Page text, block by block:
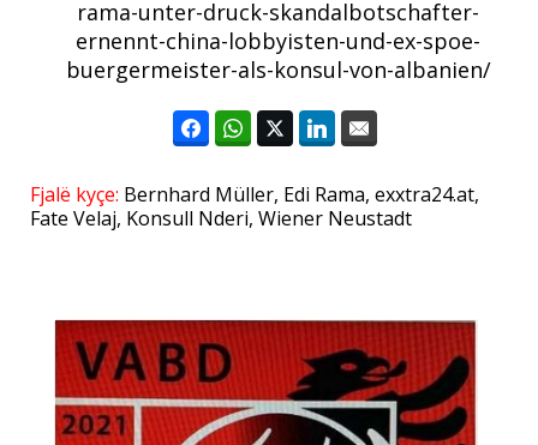
rama-unter-druck-skandalbotschafter-
ernennt-china-lobbyisten-und-ex-spoe-
buergermeister-als-konsul-von-albanien/
Fjalë kyçe: Bernhard Müller, Edi Rama, exxtra24.at,
Fate Velaj, Konsull Nderi, Wiener Neustadt